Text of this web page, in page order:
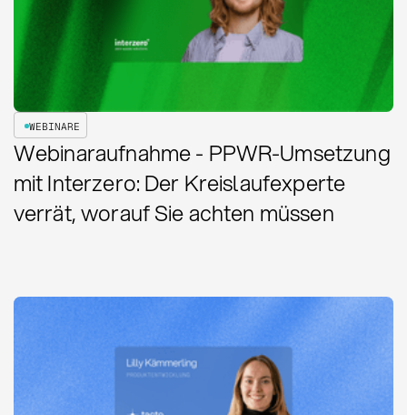
WEBINARE
Webinaraufnahme - PPWR-Umsetzung
mit Interzero: Der Kreislaufexperte
verrät, worauf Sie achten müssen